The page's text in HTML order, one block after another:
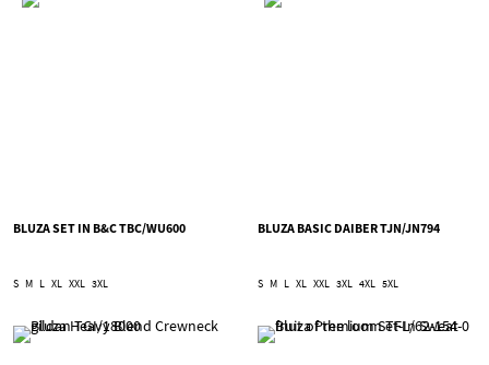
BLUZA SET IN B&C TBC/WU600
S M L XL XXL 3XL
BLUZA BASIC DAIBER TJN/JN794
S M L XL XXL 3XL 4XL 5XL